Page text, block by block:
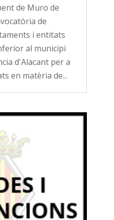
de Muro de
de
i entitats
al municipi
d'Alacant per a
en matèria de...